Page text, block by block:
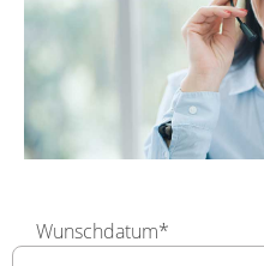
Wunschdatum*